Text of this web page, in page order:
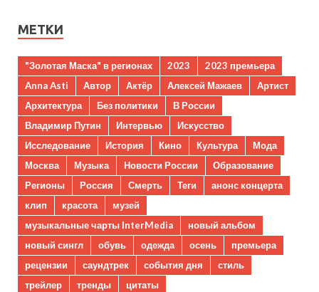
МЕТКИ
"Золотая Маска" в регионах 2023
2023 премьера
Anna Asti
Автор Актёр Алексей Мажаев
Артист
Архитектура
Без политики
В России
Владимир Путин
Интервью
Искусство
Исследование
История Кино Культура
Мода
Москва
Музыка Новости России
Образование
Регионы
Россия Смерть Теги
анонс концерта
клип
красота
музей
музыкальные чарты InterMedia
новый альбом
новый сингл
обувь одежда осень
премьера
рецензии
саундтрек события дня
стиль
трейлер
тренды цитаты